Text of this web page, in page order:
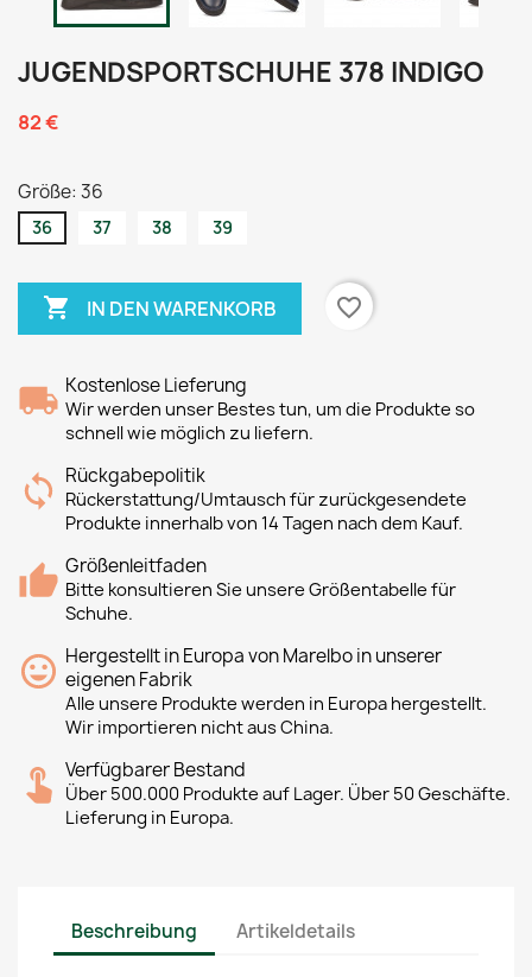
JUGENDSPORTSCHUHE 378 INDIGO
82 €
Größe: 36
36 37 38 39
 IN DEN WARENKORB favorite_border
Kostenlose Lieferung
Wir werden unser Bestes tun, um die Produkte so
schnell wie möglich zu liefern.
Rückgabepolitik
Rückerstattung/Umtausch für zurückgesendete
Produkte innerhalb von 14 Tagen nach dem Kauf.
Größenleitfaden
Bitte konsultieren Sie unsere Größentabelle für
Schuhe.
Hergestellt in Europa von Marelbo in unserer
eigenen Fabrik
Alle unsere Produkte werden in Europa hergestellt.
Wir importieren nicht aus China.
Verfügbarer Bestand
Über 500.000 Produkte auf Lager. Über 50 Geschäfte.
Lieferung in Europa.
Beschreibung Artikeldetails